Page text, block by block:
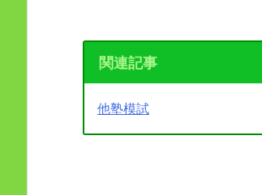
関連記事
他塾模試